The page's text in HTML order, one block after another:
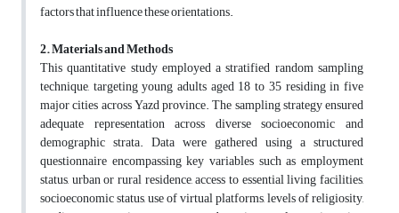
factors that influence these orientations.
2. Materials and Methods
This quantitative study employed a stratified random sampling
technique, targeting young adults aged 18 to 35 residing in five
major cities across Yazd province. The sampling strategy ensured
adequate representation across diverse socioeconomic and
demographic strata. Data were gathered using a structured
questionnaire encompassing key variables such as employment
status, urban or rural residence, access to essential living facilities,
socioeconomic status, use of virtual platforms, levels of religiosity,